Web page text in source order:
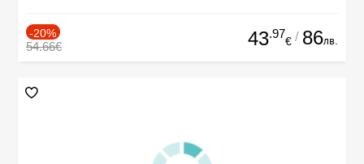
-20%
54.66€ 43.97
€ / 86лв.